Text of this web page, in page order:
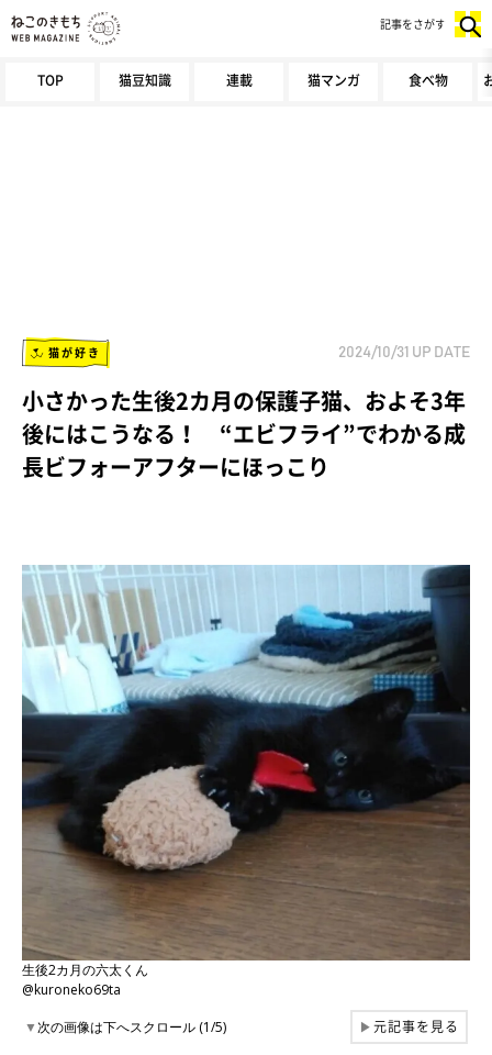
TOP 猫豆知識 連載 猫マンガ 食べ物
記事をさがす
猫が好き 2024/10/31 UP DATE
小さかった生後2カ月の保護子猫、およそ3年
後にはこうなる！ “エビフライ”でわかる成
長ビフォーアフターにほっこり
生後2カ月の六太くん
@kuroneko69ta
▼次の画像は下へスクロール (1/5) ▶元記事を見る